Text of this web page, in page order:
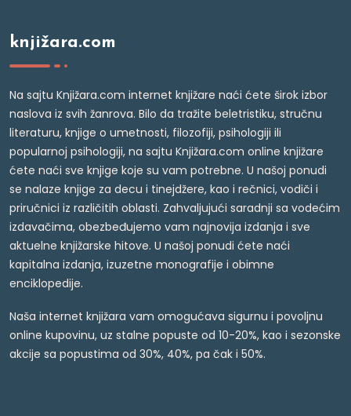
knjižara.com
Na sajtu Knjižara.com internet knjižare naći ćete širok izbor
naslova iz svih žanrova. Bilo da tražite beletristiku, stručnu
literaturu, knjige o umetnosti, filozofiji, psihologiji ili
popularnoj psihologiji, na sajtu Knjižara.com online knjižare
ćete naći sve knjige koje su vam potrebne. U našoj ponudi
se nalaze knjige za decu i tinejdžere, kao i rečnici, vodiči i
priručnici iz različitih oblasti. Zahvaljujući saradnji sa vodećim
izdavačima, obezbeđujemo vam najnovija izdanja i sve
aktuelne knjižarske hitove. U našoj ponudi ćete naći
kapitalna izdanja, izuzetne monografije i obimne
enciklopedije.
Naša internet knjižara vam omogućava sigurnu i povoljnu
online kupovinu, uz stalne popuste od 10-20%, kao i sezonske
akcije sa popustima od 30%, 40%, pa čak i 50%.